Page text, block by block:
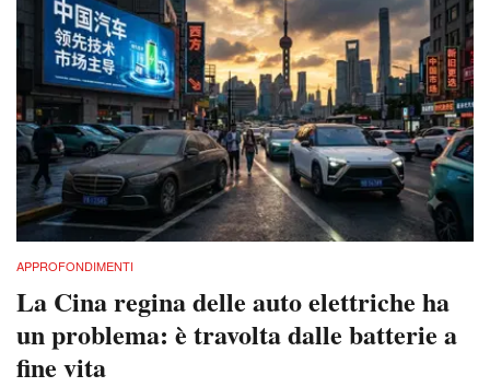
APPROFONDIMENTI
La Cina regina delle auto elettriche ha
un problema: è travolta dalle batterie a
fine vita